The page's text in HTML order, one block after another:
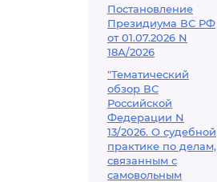
Постановление
Президиума ВС РФ
от 01.07.2026 N
18А/2026
"Тематический
обзор ВС
Российской
Федерации N
13/2026. О судебной
практике по делам,
связанным с
самовольным